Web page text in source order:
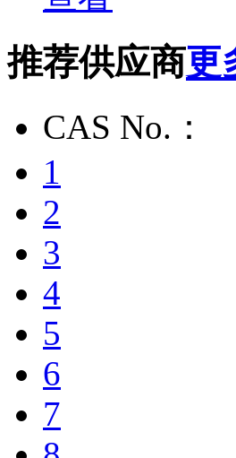
推荐供应商更
CAS No.：
1
2
3
4
5
6
7